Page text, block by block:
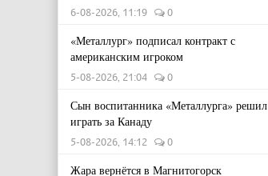
6-08-2026, 11:19 0
«Металлург» подписал контракт с
американским игроком
5-08-2026, 21:04 0
Сын воспитанника «Металлурга» решил
играть за Канаду
5-08-2026, 14:12 0
Жара вернётся в Магнитогорск